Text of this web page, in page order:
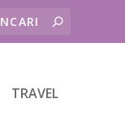
TRAVEL